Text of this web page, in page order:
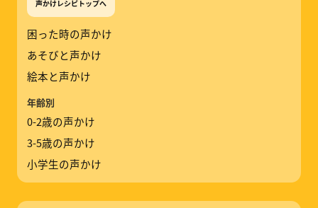
声かけレシピトップへ
困った時の声かけ
あそびと声かけ
絵本と声かけ
年齢別
0-2歳の声かけ
3-5歳の声かけ
小学生の声かけ